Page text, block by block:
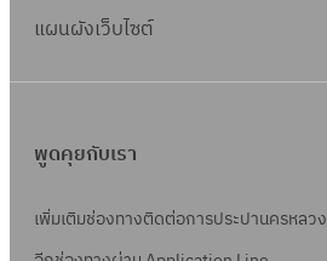
แผนผังเว็บไซต์
พูดคุยกับเรา
เพิ่มเติมช่องทางติดต่อการประปานครหลวง